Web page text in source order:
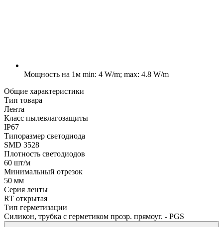
Мощность на 1м min: 4 W/m; max: 4.8 W/m
Общие характеристики
Тип товара
Лента
Класс пылевлагозащиты
IP67
Типоразмер светодиода
SMD 3528
Плотность светодиодов
60 шт/м
Минимальный отрезок
50 мм
Серия ленты
RT открытая
Тип герметизации
Силикон, трубка с герметиком прозр. прямоуг. - PGS